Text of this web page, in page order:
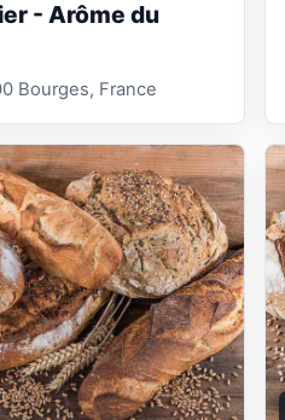
- Arôme du
Bourges, France